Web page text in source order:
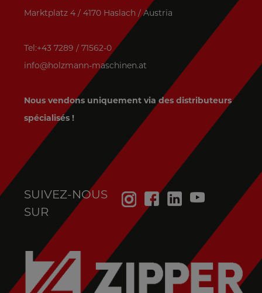
Marktplatz 4 / 4170 Haslach / Austria
Tel:+43 7289 / 71562-0
info@holzmann-maschinen.at
Nous vendons uniquement via des distributeurs
spécialisés !
SUIVEZ-NOUS
SUR